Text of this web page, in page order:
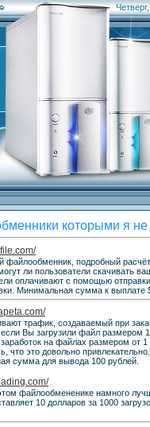
которыми я не
файлообменник, подробный
ли пользователи скачивать
оплачивают с помощью
Минимальная сумма к выплате
трафик, создаваемый при
если Вы загрузили файл размером
на файлах размером от
что это довольно
сумма для вывода 100 рублей.
файлообмененике намного
10 долларов за 1000